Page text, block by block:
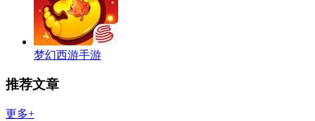
梦幻西游手游
推荐文章
更多+